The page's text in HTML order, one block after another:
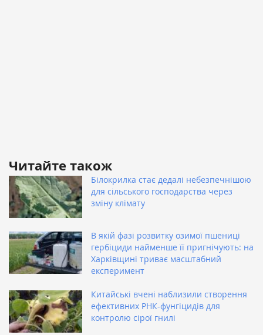
Читайте також
Білокрилка стає дедалі небезпечнішою
для сільського господарства через
зміну клімату
В якій фазі розвитку озимої пшениці
гербіциди найменше її пригнічують: на
Харківщині триває масштабний
експеримент
Китайські вчені наблизили створення
ефективних РНК-фунгіцидів для
контролю сірої гнилі